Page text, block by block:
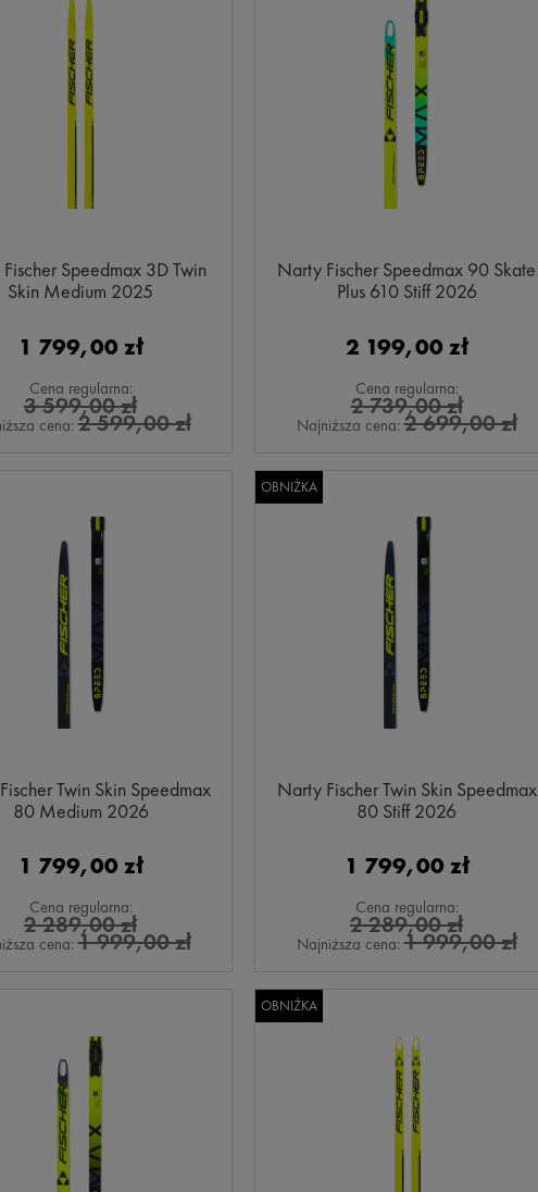
Speedmax 3D Twin
Skin Medium 2025
1 799,00 zł
Cena regularna:
3 599,00 zł
cena:2 599,00 zł
Narty Fischer Speedmax 90 Skate
Plus 610 Stiff 2026
2 199,00 zł
Cena regularna:
2 739,00 zł
Najniższa cena:2 699,00 zł
Twin Skin Speedmax
80 Medium 2026
1 799,00 zł
Cena regularna:
2 289,00 zł
cena:1 999,00 zł
Narty Fischer Twin Skin Speedmax
80 Stiff 2026
1 799,00 zł
Cena regularna:
2 289,00 zł
Najniższa cena:1 999,00 zł
OBNIŻKA
OBNIŻKA